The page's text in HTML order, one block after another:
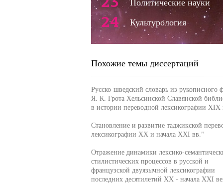
24 Культурология
Похожие темы диссертаций
Русско-шведский словарь из рукописного
Я. К. Грота Хельсинской Славянской
в истории переводной лексикографии XIX
Становление и развитие таджикской
лексикографии ХХ и начала ХХI вв."
Отражение динамики лексико-
стилистических процессов в русской и
французской двуязычной лексикографии
последних десятилетий XX - начала XXI